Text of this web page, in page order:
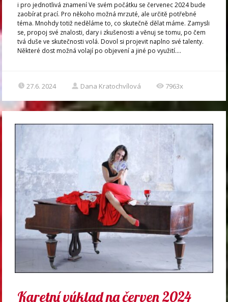
i pro jednotlivá znamení Ve svém počátku se červenec 2024 bude
zaobírat prací. Pro někoho možná mrzuté, ale určitě potřebné
téma. Mnohdy totiž neděláme to, co skutečně dělat máme. Zamysli
se, propoj své znalosti, dary i zkušenosti a věnuj se tomu, po čem
tvá duše ve skutečnosti volá. Dovol si projevit naplno své talenty.
Některé dost možná volají po objevení a jiné po využití....
27.6. 2024 Dana Kratochvílová 7963x
Karetní výklad na červen 2024